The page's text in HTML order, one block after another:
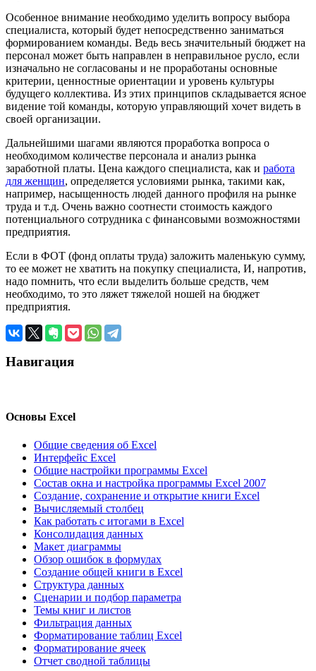
Особенное внимание необходимо уделить вопросу выбора
специалиста, который будет непосредственно заниматься
формированием команды. Ведь весь значительный бюджет на
персонал может быть направлен в неправильное русло, если
изначально не согласованы и не проработаны основные
критерии, ценностные ориентации и уровень культуры
будущего коллектива. Из этих принципов складывается ясное
видение той команды, которую управляющий хочет видеть в
своей организации.
Дальнейшими шагами являются проработка вопроса о
необходимом количестве персонала и анализ рынка
заработной платы. Цена каждого специалиста, как и работа
для женщин, определяется условиями рынка, такими как,
например, насыщенность людей данного профиля на рынке
труда и т.д. Очень важно соотнести стоимость каждого
потенциального сотрудника с финансовыми возможностями
предприятия.
Если в ФОТ (фонд оплаты труда) заложить маленькую сумму,
то ее может не хватить на покупку специалиста, И, напротив,
надо помнить, что если выделить больше средств, чем
необходимо, то это ляжет тяжелой ношей на бюджет
предприятия.
Навигация
Основы Excel
Общие сведения об Excel
Интерфейс Excel
Общие настройки программы Excel
Состав окна и настройка программы Excel 2007
Создание, сохранение и открытие книги Excel
Вычисляемый столбец
Как работать с итогами в Excel
Консолидация данных
Макет диаграммы
Обзор ошибок в формулах
Создание общей книги в Excel
Структура данных
Сценарии и подбор параметра
Темы книг и листов
Фильтрация данных
Форматирование таблиц Excel
Форматирование ячеек
Отчет сводной таблицы